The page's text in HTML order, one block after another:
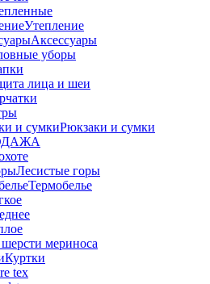
Утепление
Аксессуары
уборы
лица и шеи
Рюкзаки и сумки
Лесистые горы
Термобелье
мериноса
Куртки
tex